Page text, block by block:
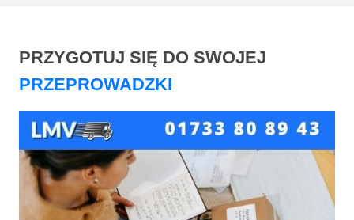
PRZYGOTUJ SIĘ DO SWOJEJ
PRZEPROWADZKI